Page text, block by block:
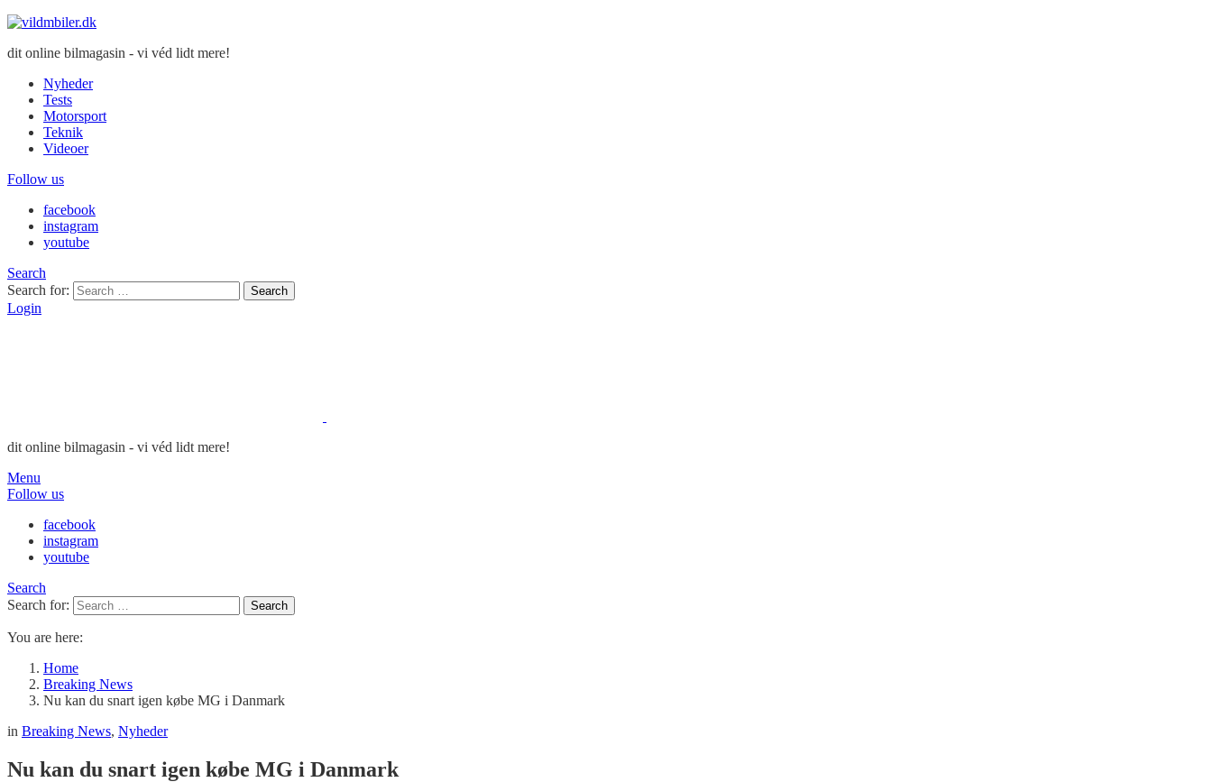
dit online bilmagasin - vi véd lidt mere!
Nyheder
Tests
Motorsport
Teknik
Videoer
Follow us
facebook
instagram
youtube
Search
Search for:
Search
Login
dit online bilmagasin - vi véd lidt mere!
Menu
Follow us
facebook
instagram
youtube
Search
Search for:
Search
You are here:
Home
Breaking News
Nu kan du snart igen købe MG i Danmark
in Breaking News, Nyheder
Nu kan du snart igen købe MG i Danmark